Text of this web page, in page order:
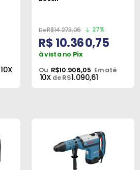
10X
R$14.273,06 27%
R$ 10.360,75
à vista no Pix
Ou R$10.906,05 Em até
10X de R$1.090,61